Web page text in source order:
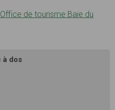
Office de tourisme Baie du
à dos